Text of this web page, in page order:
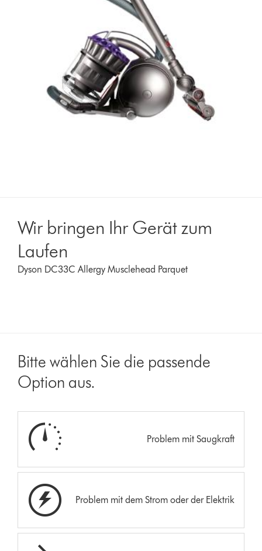
Wir bringen Ihr Gerät zum
Laufen
Dyson DC33C Allergy Musclehead Parquet
Bitte wählen Sie die passende
Option aus.
Problem mit Saugkraft
Problem mit dem Strom oder der Elektrik